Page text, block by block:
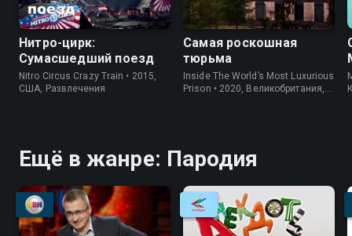
Нитро-цирк:
Сумасшедший поезд
Nitro Circus Crazy Train • 2015,
США, Развлечения
Самая роскошная
тюрьма
Inside The World’s Most Luxurious
Prison • 2020, Великобритания,
Ещё в жанре: Пародия